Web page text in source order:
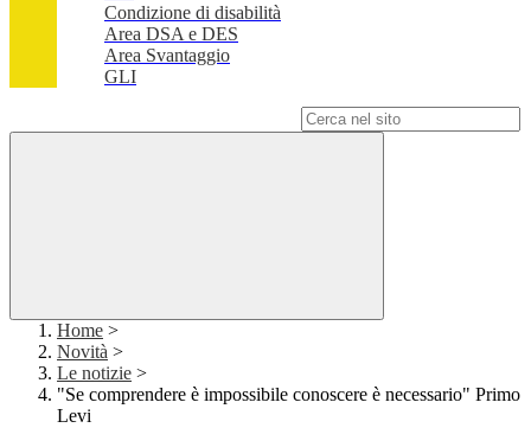
Condizione di disabilità
Area DSA e DES
Area Svantaggio
GLI
Home >
Novità >
Le notizie >
"Se comprendere è impossibile conoscere è necessario" Primo
Levi